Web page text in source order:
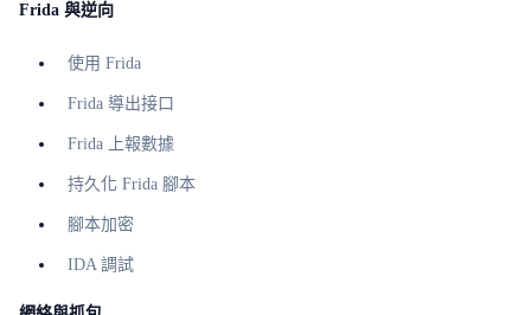
Frida 與逆向
使用 Frida
Frida 導出接口
Frida 上報數據
持久化 Frida 腳本
腳本加密
IDA 調試